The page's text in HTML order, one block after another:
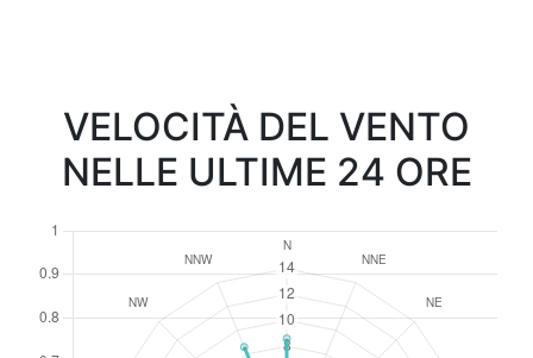
VELOCITÀ DEL VENTO
NELLE ULTIME 24 ORE